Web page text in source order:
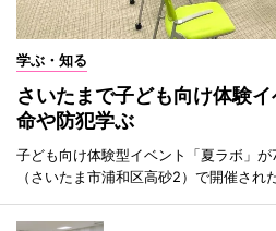
学ぶ・知る
さいたまで子ども向け体験
命や防犯学ぶ
子ども向け体験型イベント「夏ラボ」
（さいたま市浦和区高砂2）で開催された